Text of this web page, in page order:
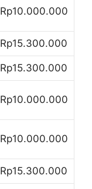
Rp10.000.000
Rp15.300.000
Rp15.300.000
Rp10.000.000
Rp10.000.000
Rp15.300.000